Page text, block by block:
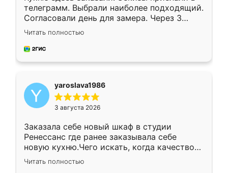
телеграмм. Выбрали наиболее подходящий.
Согласовали день для замера. Через 3
недели кухня была уже готова. Остались
довольны работой. Спасибо Ренессанс
мебель за качественную работу!
Читать полностью
yaroslava1986
3 августа 2026
Заказала себе новый шкаф в студии
Ренессанс где ранее заказывала себе
новую кухню.Чего искать, когда качеством
вполне довольна. Служит кухня уже почти
два года, нареканий нет.
Читать полностью